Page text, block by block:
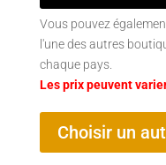
Vous pouvez
l'une des autres
chaque pays.
Les prix peuvent
Choisir un